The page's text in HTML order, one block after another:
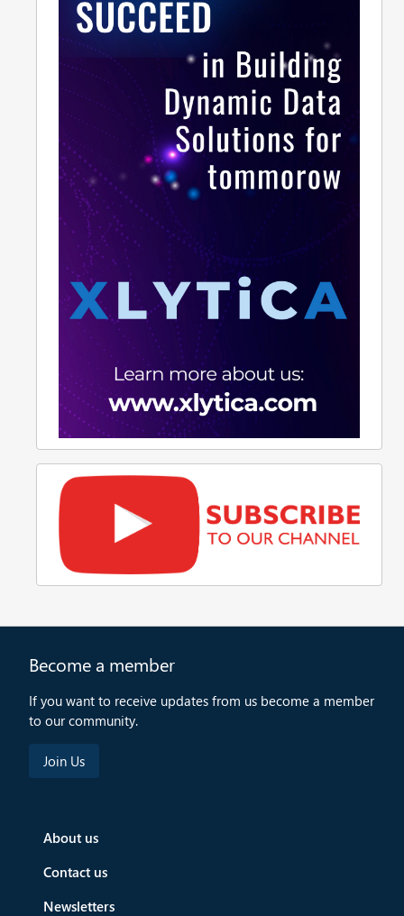
Become a member
If you want to receive updates from us become a member
to our community.
About us
Contact us
Newsletters